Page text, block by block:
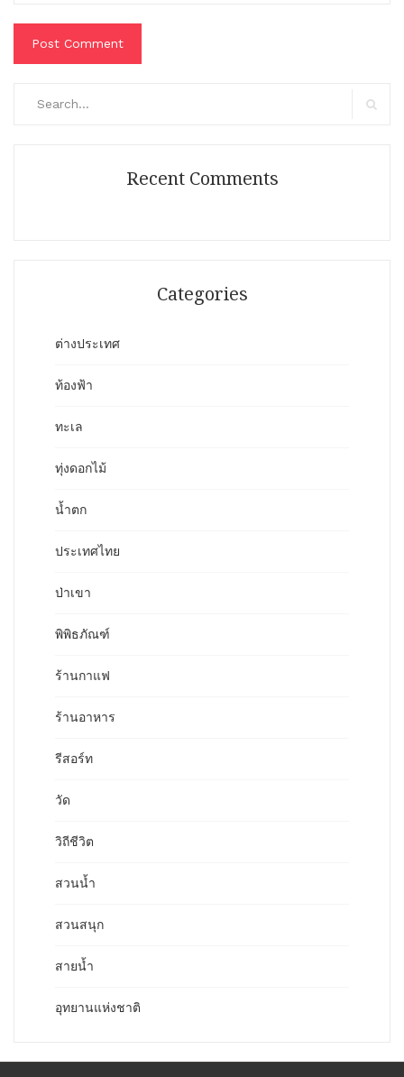
Recent Comments
Categories
ต่างประเทศ
ท้องฟ้า
ทะเล
ทุ่งดอกไม้
น้ำตก
ประเทศไทย
ป่าเขา
พิพิธภัณฑ์
ร้านกาแฟ
ร้านอาหาร
รีสอร์ท
วัด
วิถีชีวิต
สวนน้ำ
สวนสนุก
สายน้ำ
อุทยานแห่งชาติ